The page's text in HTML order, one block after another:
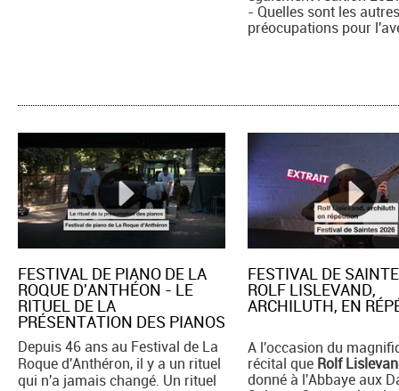
- Quelles sont les
préocupations pour
FESTIVAL DE PIANO DE LA
ROQUE D'ANTHÉON - LE
RITUEL DE LA
PRÉSENTATION DES PIANOS
Depuis 46 ans au Festival de La
Roque d'Anthéron, il y a un rituel
qui n'a jamais changé. Un rituel
FESTIVAL DE
ROLF LISLEVAND,
ARCHILUTH, EN
A l'occasion du
récital que Rolf
donné à l'Abbaye aux